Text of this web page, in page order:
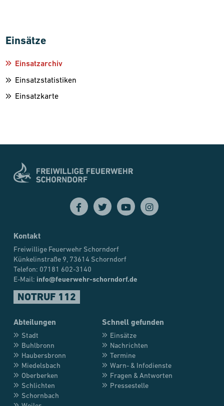
Einsätze
Einsatzarchiv
Einsatzstatistiken
Einsatzkarte
Kontakt
Freiwillige Feuerwehr Schorndorf
Künkelinstraße 9, 73614 Schorndorf
Telefon: 07181 602-3140
E-Mail: info@feuerwehr-schorndorf.de
NOTRUF 112
Abteilungen
Stadt
Buhlbronn
Haubersbronn
Miedelsbach
Oberberken
Schlichten
Schornbach
Schnell gefunden
Einsätze
Nachrichten
Termine
Warn- & Infodienste
Fragen & Antworten
Pressestelle